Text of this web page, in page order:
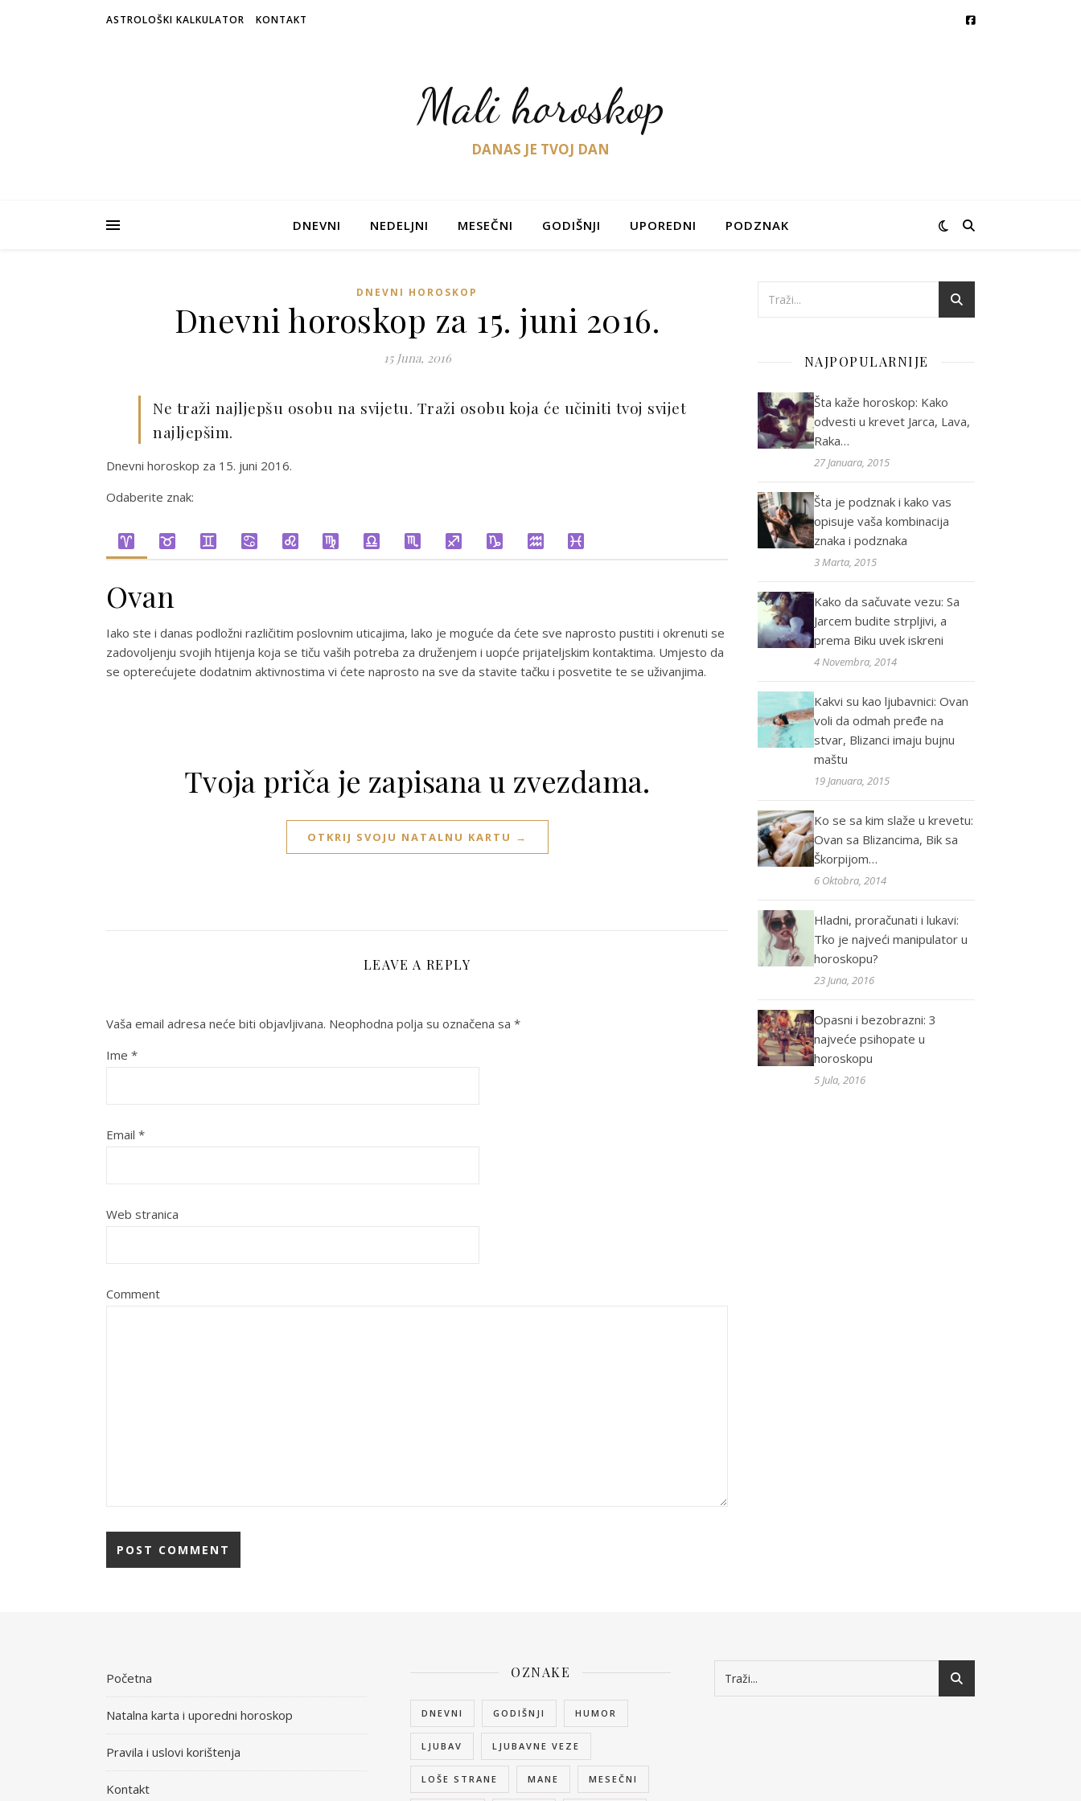
ASTROLOŠKI KALKULATOR KONTAKT
Mali horoskop
DANAS JE TVOJ DAN
DNEVNI NEDELJNI MESEČNI GODIŠNJI UPOREDNI PODZNAK
DNEVNI HOROSKOP
Dnevni horoskop za 15. juni 2016.
15 Juna, 2016
Ne traži najljepšu osobu na svijetu. Traži osobu koja će učiniti tvoj svijet
najljepšim.
Dnevni horoskop za 15. juni 2016.
Odaberite znak:
Ovan
Iako ste i danas podložni različitim poslovnim uticajima, lako je moguće da ćete sve naprosto pustiti i okrenuti se
zadovoljenju svojih htijenja koja se tiču vaših potreba za druženjem i uopće prijateljskim kontaktima. Umjesto da
se opterećujete dodatnim aktivnostima vi ćete naprosto na sve da stavite tačku i posvetite te se uživanjima.
Tvoja priča je zapisana u zvezdama.
OTKRIJ SVOJU NATALNU KARTU →
LEAVE A REPLY
Vaša email adresa neće biti objavljivana. Neophodna polja su označena sa *
Ime *
Email *
Web stranica
Comment
NAJPOPULARNIJE
Šta kaže horoskop: Kako
odvesti u krevet Jarca, Lava,
Raka…
27 Januara, 2015
Šta je podznak i kako vas
opisuje vaša kombinacija
znaka i podznaka
3 Marta, 2015
Kako da sačuvate vezu: Sa
Jarcem budite strpljivi, a
prema Biku uvek iskreni
4 Novembra, 2014
Kakvi su kao ljubavnici: Ovan
voli da odmah pređe na
stvar, Blizanci imaju bujnu
maštu
19 Januara, 2015
Ko se sa kim slaže u krevetu:
Ovan sa Blizancima, Bik sa
Škorpijom…
6 Oktobra, 2014
Hladni, proračunati i lukavi:
Tko je najveći manipulator u
horoskopu?
23 Juna, 2016
Opasni i bezobrazni: 3
najveće psihopate u
horoskopu
5 Jula, 2016
Početna
Natalna karta i uporedni horoskop
Pravila i uslovi korištenja
Kontakt
OZNAKE
DNEVNI GODIŠNJI HUMOR
LJUBAV LJUBAVNE VEZE
LOŠE STRANE MANE MESEČNI